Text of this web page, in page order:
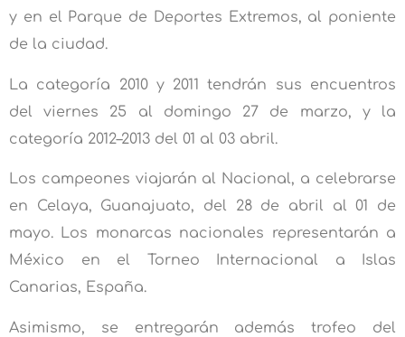
y en el Parque de Deportes Extremos, al poniente
de la ciudad.
La categoría 2010 y 2011 tendrán sus encuentros
del viernes 25 al domingo 27 de marzo, y la
categoría 2012–2013 del 01 al 03 abril.
Los campeones viajarán al Nacional, a celebrarse
en Celaya, Guanajuato, del 28 de abril al 01 de
mayo. Los monarcas nacionales representarán a
México en el Torneo Internacional a Islas
Canarias, España.
Asimismo, se entregarán además trofeo del